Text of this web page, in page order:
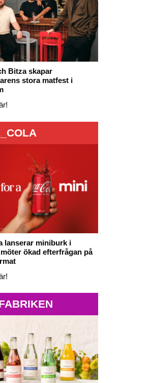
Bitza skapar
stora matfest i
lanserar miniburk i
ökad efterfrågan på